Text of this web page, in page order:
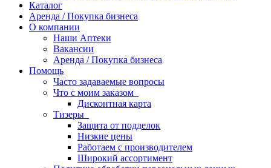
Каталог
Аренда / Покупка бизнеса
О компании
Наши Аптеки
Вакансии
Аренда / Покупка бизнеса
Помощь
Часто задаваемые вопросы
Что с моим заказом
Дисконтная карта
Тизеры
Защита от подделок
Низкие цены
Работаем с производителем
Широкий ассортимент